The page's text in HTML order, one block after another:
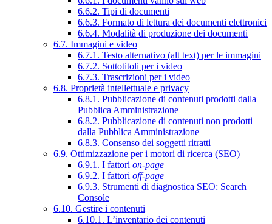
6.6.2. Tipi di documenti
6.6.3. Formato di lettura dei documenti elettronici
6.6.4. Modalità di produzione dei documenti
6.7. Immagini e video
6.7.1. Testo alternativo (alt text) per le immagini
6.7.2. Sottotitoli per i video
6.7.3. Trascrizioni per i video
6.8. Proprietà intellettuale e privacy
6.8.1. Pubblicazione di contenuti prodotti dalla
Pubblica Amministrazione
6.8.2. Pubblicazione di contenuti non prodotti
dalla Pubblica Amministrazione
6.8.3. Consenso dei soggetti ritratti
6.9. Ottimizzazione per i motori di ricerca (SEO)
6.9.1. I fattori on-page
6.9.2. I fattori off-page
6.9.3. Strumenti di diagnostica SEO: Search
Console
6.10. Gestire i contenuti
6.10.1. L’inventario dei contenuti